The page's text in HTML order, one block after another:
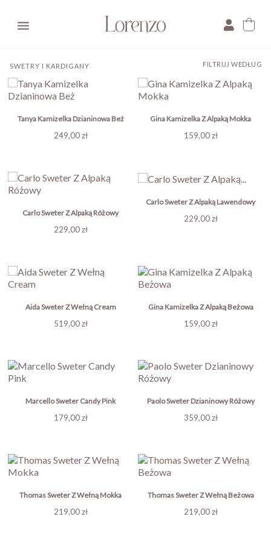

SWETRY I KARDIGANY FILTRUJ WEDŁUG
Tanya Kamizelka Dzianinowa Beż
Cena
249,00 zł
Gina Kamizelka Z Alpaką Mokka
Cena
159,00 zł
Carlo Sweter Z Alpaką Różowy
Cena
229,00 zł
Carlo Sweter Z Alpaką Lawendowy
Cena
229,00 zł
Aida Sweter Z Wełną Cream
Cena
519,00 zł
Gina Kamizelka Z Alpaką Beżowa
Cena
159,00 zł
Marcello Sweter Candy Pink
Cena
179,00 zł
Paolo Sweter Dzianinowy Różowy
Cena
359,00 zł
Thomas Sweter Z Wełną Mokka
Cena
219,00 zł
Thomas Sweter Z Wełną Beżowa
Cena
219,00 zł